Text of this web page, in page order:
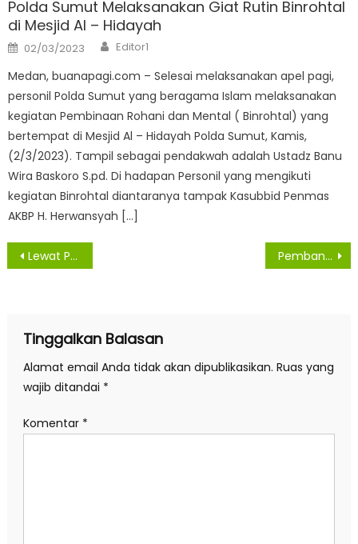
Polda Sumut Melaksanakan Giat Rutin Binrohtal
di Mesjid Al – Hidayah
Posted
on
02/03/2023 Author
Editor1
Medan, buanapagi.com – Selesai melaksanakan apel pagi,
personil Polda Sumut yang beragama Islam melaksanakan
kegiatan Pembinaan Rohani dan Mental ( Binrohtal) yang
bertempat di Mesjid Al – Hidayah Polda Sumut, Kamis,
(2/3/2023). Tampil sebagai pendakwah adalah Ustadz Banu
Wira Baskoro S.pd. Di hadapan Personil yang mengikuti
kegiatan Binrohtal diantaranya tampak Kasubbid Penmas
AKBP H. Herwansyah […]
Navigasi
Lewat Prokes Ketat, Bupati dan Wakil Bupati Sergai akan Dilantik Secara Langsung Pembangunan Pemerintah Daerah Harus Selaras dengan Program Strategis Nasional
Tinggalkan Balasan
Alamat email Anda tidak akan dipublikasikan. Ruas yang
wajib ditandai *
Komentar *